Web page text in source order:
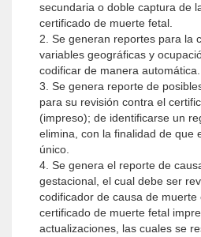
secundaria o doble captura de
certificado de muerte fetal.
2. Se generan reportes para la
variables geográficas y
codificar de manera automática.
3. Se genera reporte de
para su revisión contra el
(impreso); de identificarse un
elimina, con la finalidad de que
único.
4. Se genera el reporte de
gestacional, el cual debe ser
codificador de causa de muerte
certificado de muerte fetal
actualizaciones, las cuales se